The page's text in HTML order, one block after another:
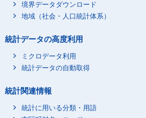
境界データダウンロード
地域（社会・人口統計体系）
統計データの高度利用
ミクロデータ利用
統計データの自動取得
統計関連情報
統計に用いる分類・用語